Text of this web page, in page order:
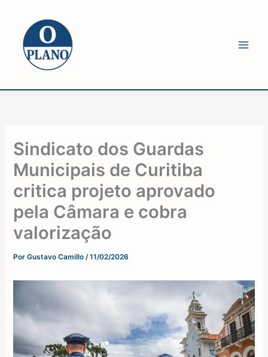
conteúdo
Sindicato dos Guardas
Municipais de Curitiba
critica projeto aprovado
pela Câmara e cobra
valorização
PorGustavo Camillo/11/02/2026